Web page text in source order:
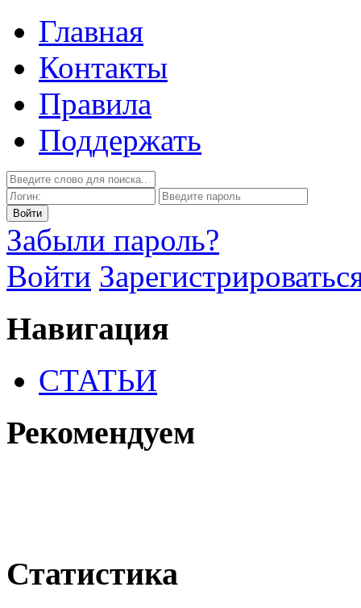
Главная
Контакты
Правила
Поддержать
Забыли пароль?
Войти
Навигация
СТАТЬИ
Рекомендуем
Статистика